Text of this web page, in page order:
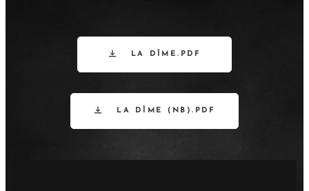
LA DÎME.PDF
LA DÎME (NB).PDF